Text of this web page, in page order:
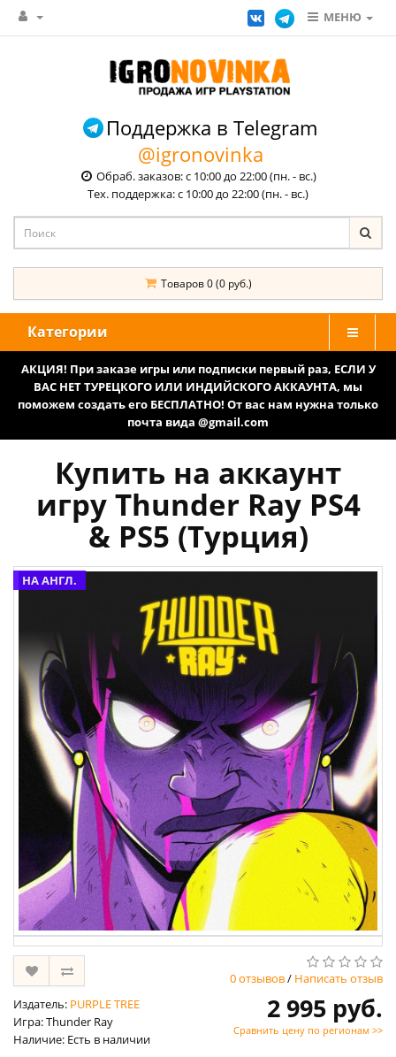
МЕНЮ
Поддержка в Telegram
@igronovinka
Обраб. заказов: с 10:00 до 22:00 (пн. - вс.)
Тех. поддержка: с 10:00 до 22:00 (пн. - вс.)
Товаров 0 (0 руб.)
Категории
АКЦИЯ! При заказе игры или подписки первый раз, ЕСЛИ У
ВАС НЕТ ТУРЕЦКОГО ИЛИ ИНДИЙСКОГО АККАУНТА, мы
поможем создать его БЕСПЛАТНО! От вас нам нужна только
почта вида @gmail.com
Купить на аккаунт
игру Thunder Ray PS4
& PS5 (Турция)
НА АНГЛ.
0 отзывов/ Написать отзыв
Издатель: PURPLE TREE
Игра: Thunder Ray
Наличие: Есть в наличии
2 995 руб.
Сравнить цену по регионам >>